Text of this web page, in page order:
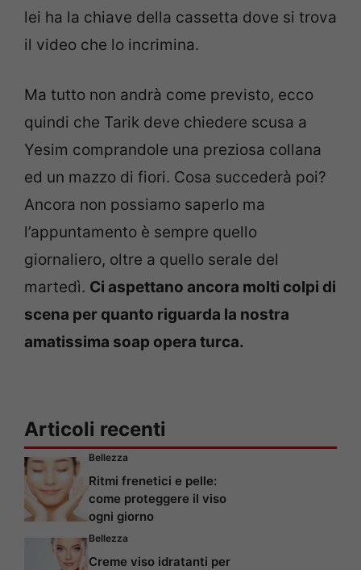
lei ha la chiave della cassetta dove si trova
il video che lo incrimina.
Ma tutto non andrà come previsto, ecco
quindi che Tarik deve chiedere scusa a
Yesim comprandole una preziosa collana
ed un mazzo di fiori. Cosa succederà poi?
Ancora non possiamo saperlo ma
l’appuntamento è sempre quello
giornaliero, oltre a quello serale del
martedì. Ci aspettano ancora molti colpi di
scena per quanto riguarda la nostra
amatissima soap opera turca.
Articoli recenti
Bellezza
Ritmi frenetici e pelle:
come proteggere il viso
ogni giorno
Bellezza
Creme viso idratanti per